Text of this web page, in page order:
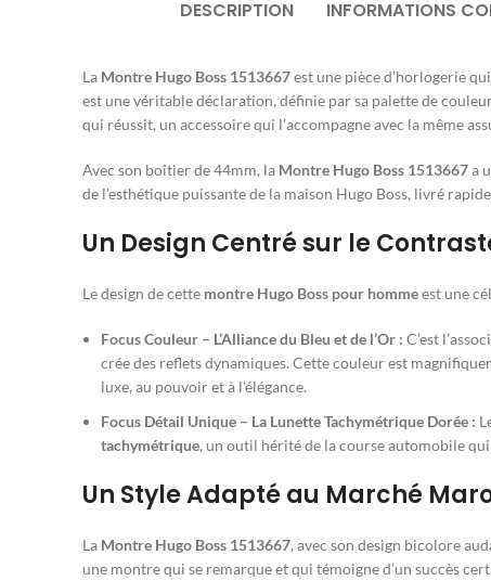
DESCRIPTION INFORMATIONS
La Montre Hugo Boss 1513667est une pièce d’horlogerie
est une véritable déclaration, définie par sa palette de
qui réussit, un accessoire qui l’accompagne avec la même
Avec son boîtier de 44mm, la Montre Hugo Boss 1513667a
de l’esthétique puissante de la maison Hugo Boss, livré
Un Design Centré sur le
Le design de cette montre Hugo Boss pour hommeest une
Focus Couleur – L’Alliance du Bleu et de l’Or : C’est
crée des reflets dynamiques. Cette couleur est
luxe, au pouvoir et à l’élégance.
Focus Détail Unique – La Lunette Tachymétrique Dorée :
tachymétrique, un outil hérité de la course automobile
Un Style Adapté au Marché
La Montre Hugo Boss 1513667, avec son design bicolore
une montre qui se remarque et qui témoigne d’un succès